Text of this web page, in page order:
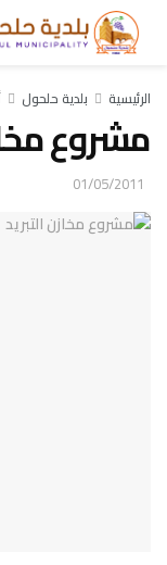
الرئيسية بلدية حلحول
مشروع
01/05/2011